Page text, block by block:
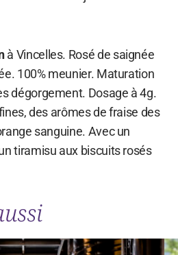
à Vincelles. Rosé de saignée
100% meunier. Maturation
dégorgement. Dosage à 4g.
des arômes de fraise des
sanguine. Avec un
tiramisu aux biscuits rosés